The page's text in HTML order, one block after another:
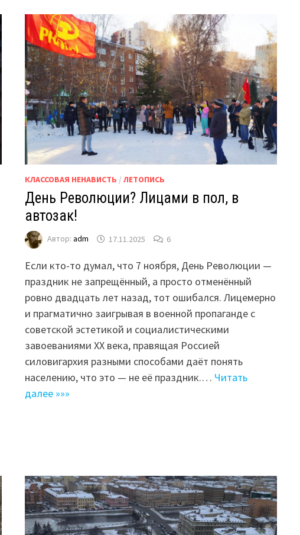
КЛАССОВАЯ НЕНАВИСТЬ / ЛЕТОПИСЬ
День Революции? Лицами в пол, в
автозак!
Автор: adm 17.11.2025 6
Если кто-то думал, что 7 ноября, День Революции —
праздник не запрещённый, а просто отменённый
ровно двадцать лет назад, тот ошибался. Лицемерно
и прагматично заигрывая в военной пропаганде с
советской эстетикой и социалистическими
завоеваниями ХХ века, правящая Россией
силовигархия разными способами даёт понять
населению, что это — не её праздник.… Читать
далее »»»